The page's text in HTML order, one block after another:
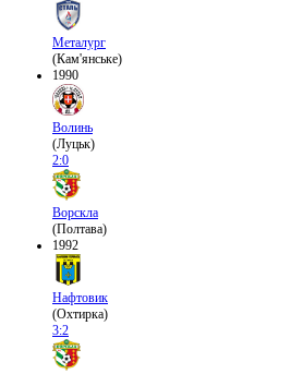
Металург
(Кам'янське)
1990
Волинь
(Луцьк)
2:0
Ворскла
(Полтава)
1992
Нафтовик
(Охтирка)
3:2